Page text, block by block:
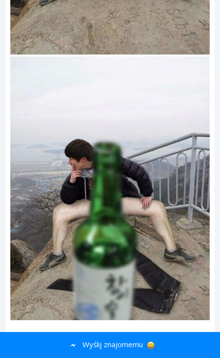
12. „Nie widać mojej twarzy – przydałoby się
trochę ją rozjaśnić.”
Wyślij znajomemu